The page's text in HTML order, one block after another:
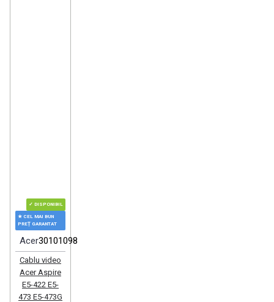
✓ DISPONIBIL
★ CEL MAI BUN
PREȚ GARANTAT
Acer30101098
Cablu video
Acer Aspire
E5-422 E5-
473 E5-473G